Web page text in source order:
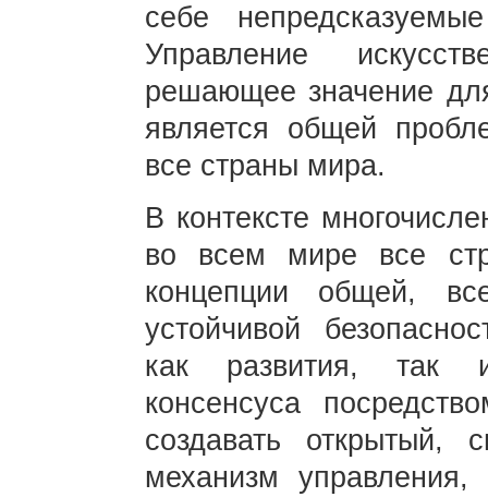
себе
Управление
решающее значение
является общей
все страны мира.
В контексте
во всем мире все
концепции общей,
устойчивой
как развития, так и
консенсуса
создавать открытый,
механизм управления,